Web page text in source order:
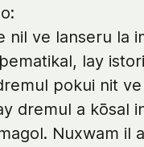
nil ve lanseru la
lay
pokui nit
dremul a kōsal
Nuxwam il